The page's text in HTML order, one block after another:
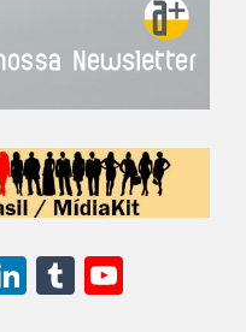
LinkedIn
Tumblr